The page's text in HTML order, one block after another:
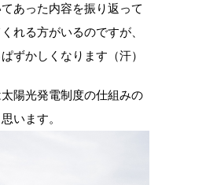
あった内容を振り返って
れる方がいるのですが、
ずかしくなります（汗）
陽光発電制度の仕組みの
います。